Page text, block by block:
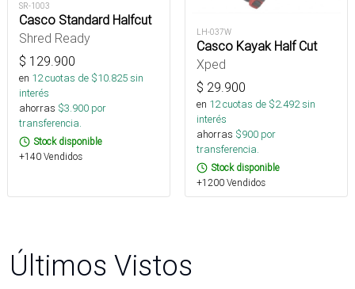
SR-1003
Casco Standard Halfcut
Shred Ready
$ 129.900
en 12cuotas de $10.825sin
interés
ahorras $3.900 por
transferencia.
Stock disponible
+140 Vendidos
LH-037W
Casco Kayak Half Cut
Xped
$ 29.900
en 12cuotas de $2.492sin
interés
ahorras $900 por
transferencia.
Stock disponible
+1200 Vendidos
Últimos Vistos